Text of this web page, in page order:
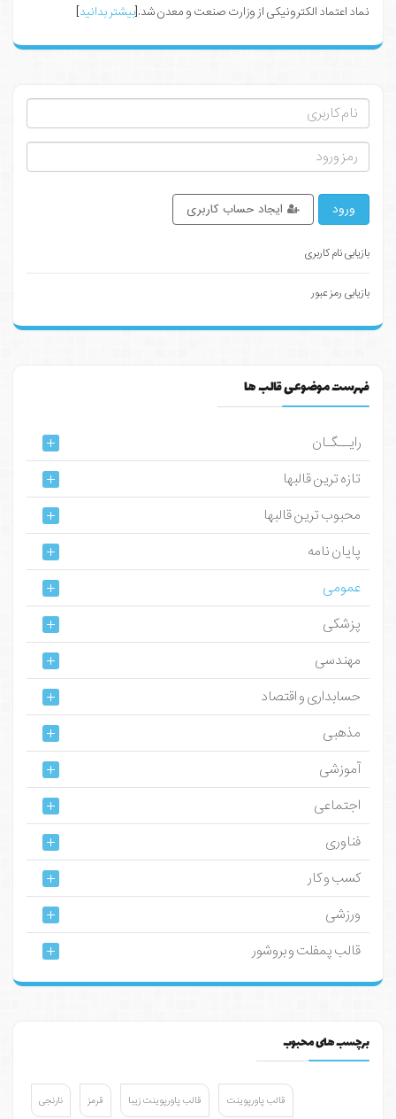
نماد اعتماد الکترونیکی از وزارت صنعت و معدن شد.[بیشتر بدانید]
ورود ایجاد حساب کاربری
بازیابی نام کاربری
بازیابی رمز عبور
فهرست موضوعی قالب ها
رایــگـان
تازه ترین قالبها
محبوب ترین قالبها
پایان نامه
عمومی
پزشکی
مهندسی
حسابداری و اقتصاد
مذهبی
آموزشی
اجتماعی
فناوری
کسب و کار
ورزشی
قالب پمفلت و بروشور
برچسب های محبوب
نارنجی قرمز قالب پاورپوینت زیبا قالب پاورپوینت